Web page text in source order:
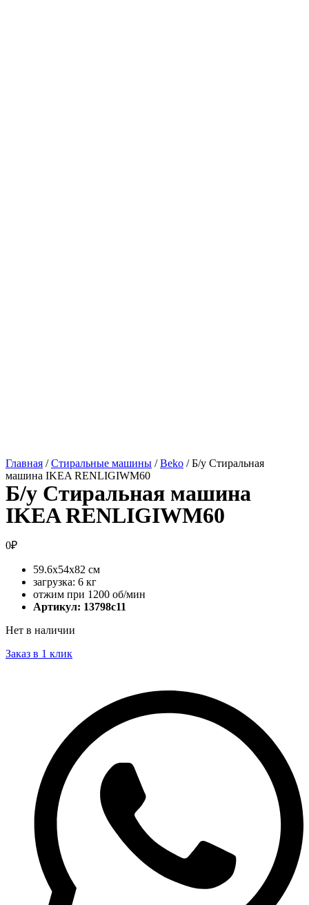
Главная /Стиральные машины /Beko / Б/у Стиральная
машина IKEA RENLIGIWM60
Б/у Стиральная машина
IKEA RENLIGIWM60
0₽
59.6x54x82 см
загрузка: 6 кг
отжим при 1200 об/мин
Артикул: 13798c11
Нет в наличии
Заказ в 1 клик